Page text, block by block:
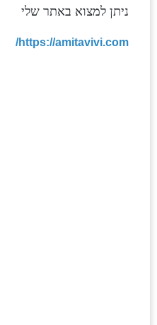
ניתן למצוא באתר שלי
https://amitavivi.com/